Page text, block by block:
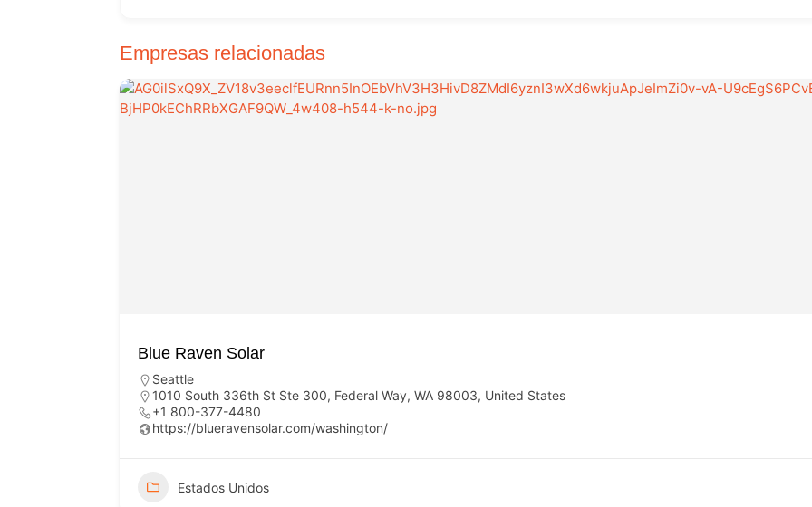
Empresas relacionadas
Blue Raven Solar
Seattle
1010 South 336th St Ste 300, Federal Way, WA 98003, United States
+1 800-377-4480
https://blueravensolar.com/washington/
Estados Unidos